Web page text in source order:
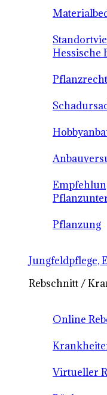
Hessische
Pflanzung
Jungfeldpflege,
Rebschnitt /
Online
Virtueller